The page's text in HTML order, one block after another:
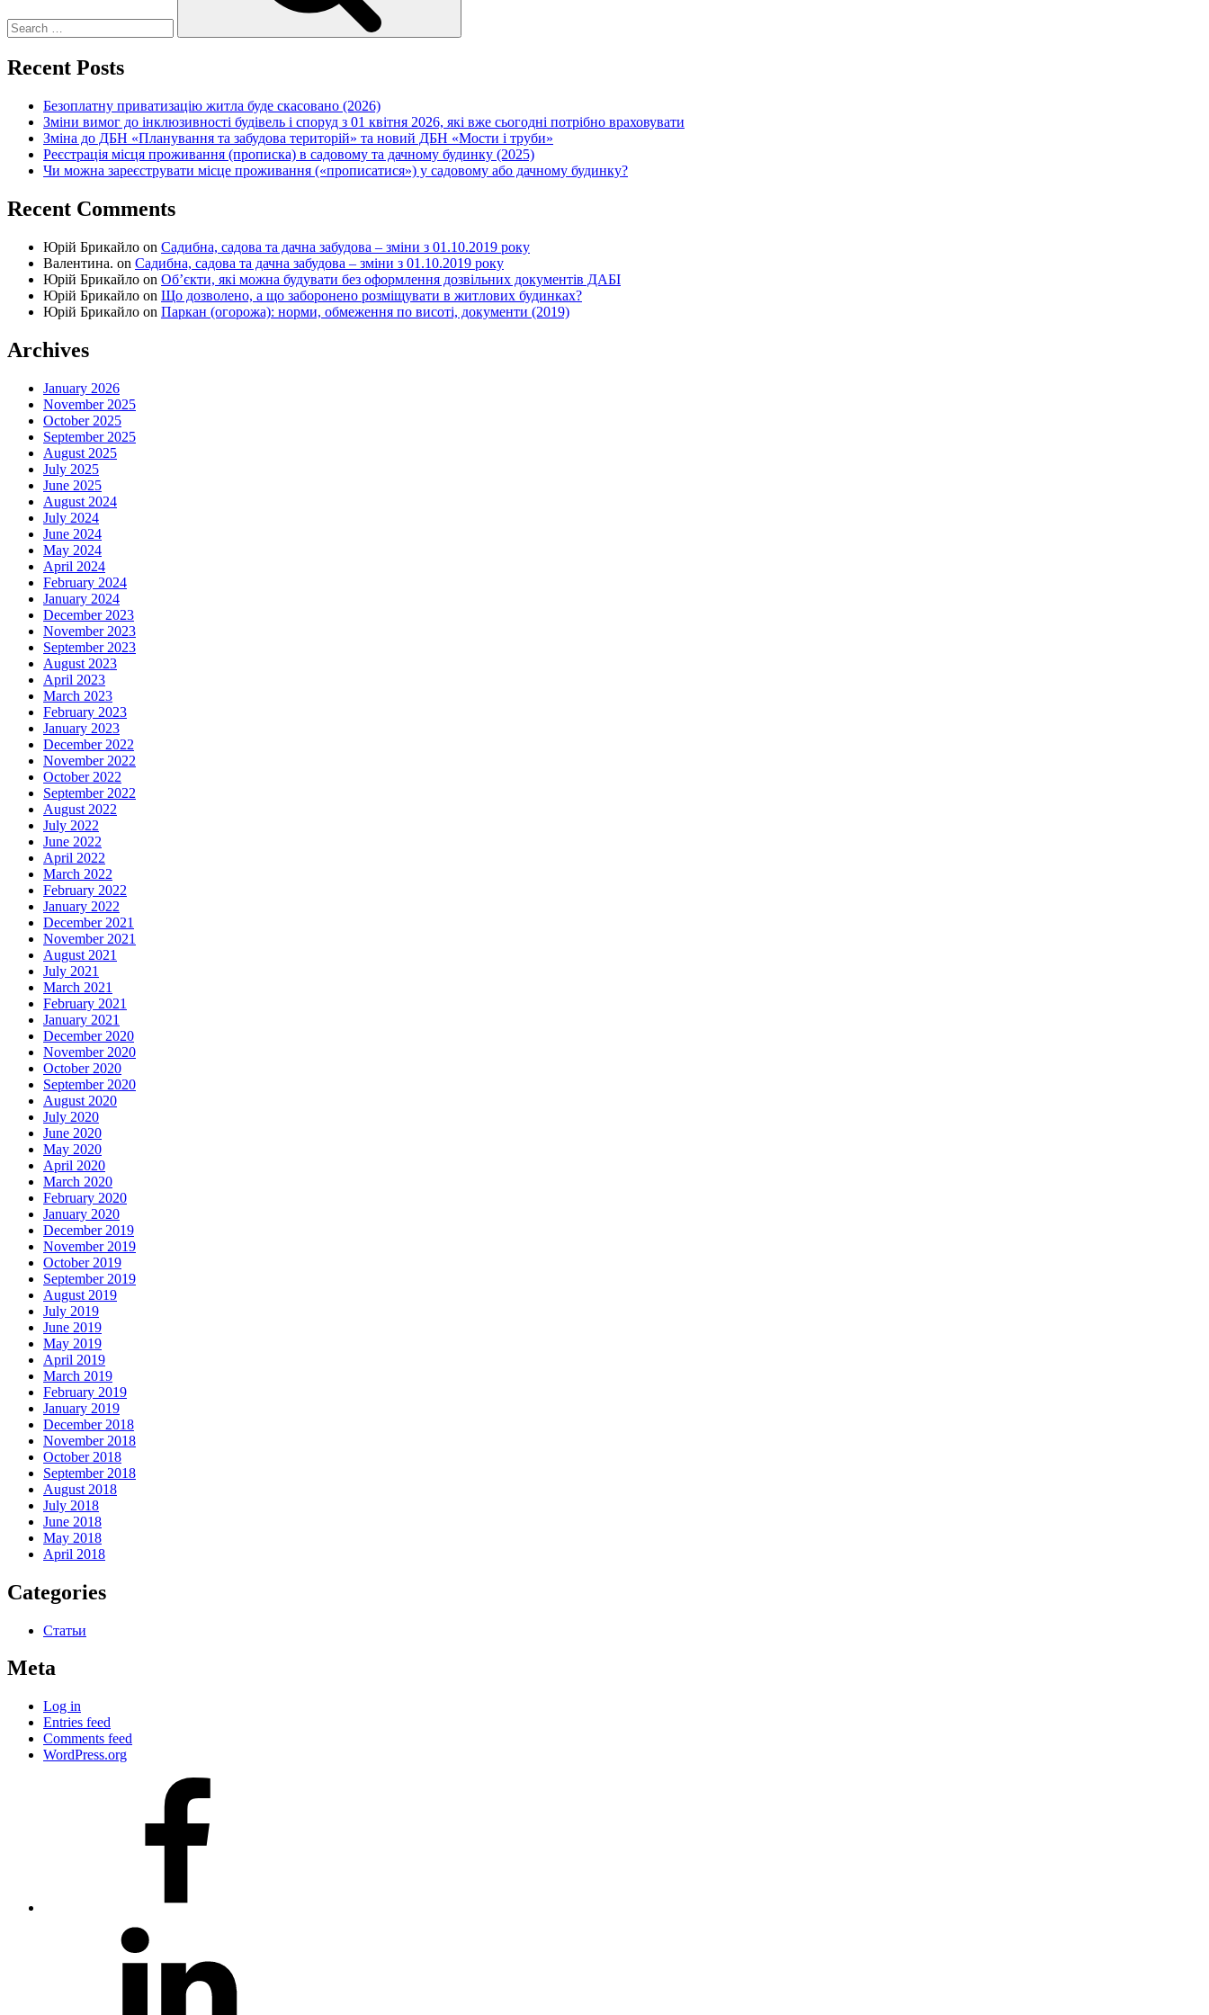
Recent Posts
Безоплатну приватизацію житла буде скасовано (2026)
Зміни вимог до інклюзивності будівель і споруд з 01 квітня 2026, які вже сьогодні потрібно враховувати
Зміна до ДБН «Планування та забудова територій» та новий ДБН «Мости і труби»
Реєстрація місця проживання (прописка) в садовому та дачному будинку (2025)
Чи можна зареєструвати місце проживання («прописатися») у садовому або дачному будинку?
Recent Comments
Юрій Брикайло on Садибна, садова та дачна забудова – зміни з 01.10.2019 року
Валентина. on Садибна, садова та дачна забудова – зміни з 01.10.2019 року
Юрій Брикайло on Об’єкти, які можна будувати без оформлення дозвільних документів ДАБІ
Юрій Брикайло on Що дозволено, а що заборонено розміщувати в житлових будинках?
Юрій Брикайло on Паркан (огорожа): норми, обмеження по висоті, документи (2019)
Archives
January 2026
November 2025
October 2025
September 2025
August 2025
July 2025
June 2025
August 2024
July 2024
June 2024
May 2024
April 2024
February 2024
January 2024
December 2023
November 2023
September 2023
August 2023
April 2023
March 2023
February 2023
January 2023
December 2022
November 2022
October 2022
September 2022
August 2022
July 2022
June 2022
April 2022
March 2022
February 2022
January 2022
December 2021
November 2021
August 2021
July 2021
March 2021
February 2021
January 2021
December 2020
November 2020
October 2020
September 2020
August 2020
July 2020
June 2020
May 2020
April 2020
March 2020
February 2020
January 2020
December 2019
November 2019
October 2019
September 2019
August 2019
July 2019
June 2019
May 2019
April 2019
March 2019
February 2019
January 2019
December 2018
November 2018
October 2018
September 2018
August 2018
July 2018
June 2018
May 2018
April 2018
Categories
Статьи
Meta
Log in
Entries feed
Comments feed
WordPress.org